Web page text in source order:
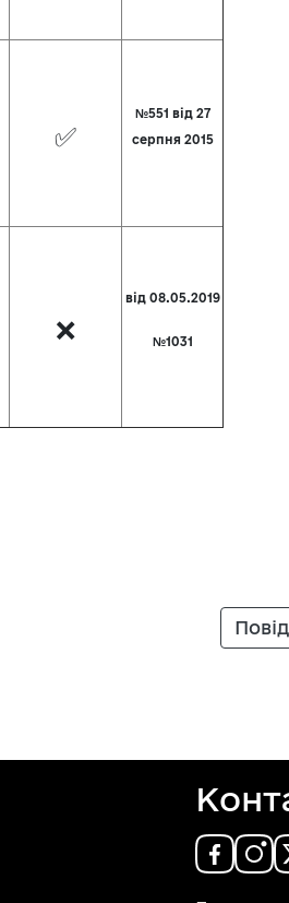
✅
№551 від 27
серпня 2015
❌
від 08.05.2019
№1031